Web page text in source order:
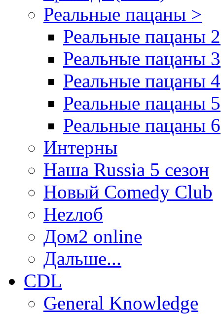
Реальные пацаны >
Реальные пацаны 2
Реальные пацаны 3
Реальные пацаны 4
Реальные пацаны 5
Реальные пацаны 6
Интерны
Наша Russia 5 сезон
Новый Comedy Club
Неzлоб
Дом2 online
Дальше...
CDL
General Knowledge